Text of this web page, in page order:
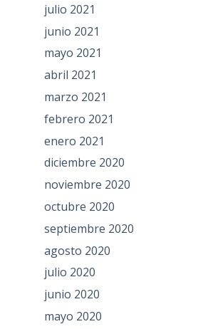
julio 2021
junio 2021
mayo 2021
abril 2021
marzo 2021
febrero 2021
enero 2021
diciembre 2020
noviembre 2020
octubre 2020
septiembre 2020
agosto 2020
julio 2020
junio 2020
mayo 2020